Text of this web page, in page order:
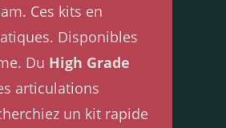
Ces kits en
Disponibles
Du High Grade
articulations
un kit rapide